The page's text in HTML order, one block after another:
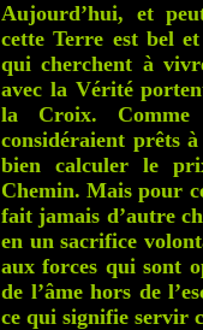
Aujourd’hui, et
cette Terre est bel
qui cherchent à
avec la Vérité
la Croix.
considéraient prêts
bien calculer le
Chemin. Mais pour
fait jamais d’autre
en un sacrifice
aux forces qui sont
de l’âme hors de
ce qui signifie servir